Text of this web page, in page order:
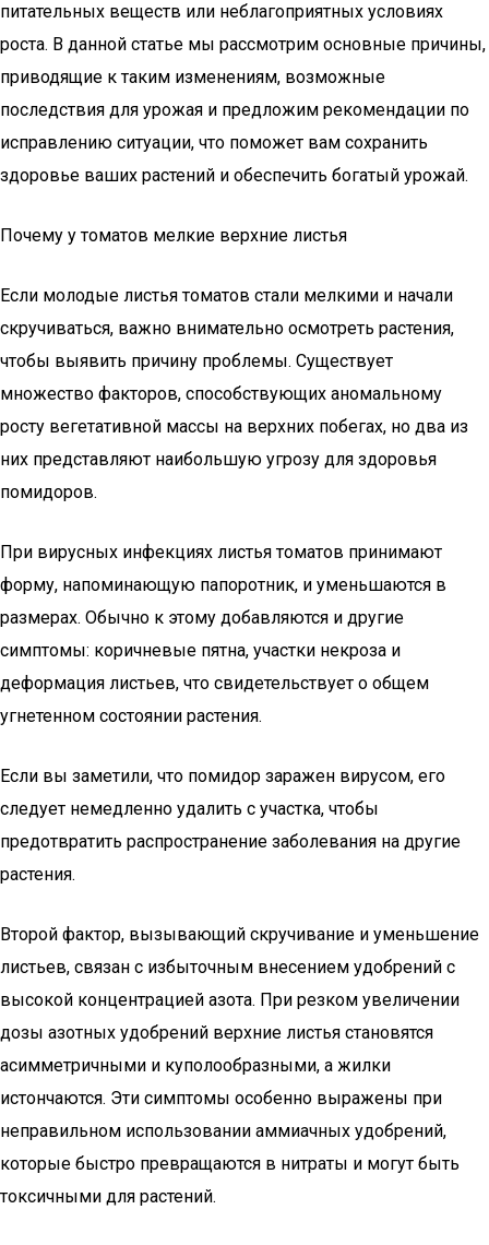
питательных веществ или неблагоприятных условиях
роста. В данной статье мы рассмотрим основные причины,
приводящие к таким изменениям, возможные
последствия для урожая и предложим рекомендации по
исправлению ситуации, что поможет вам сохранить
здоровье ваших растений и обеспечить богатый урожай.
Почему у томатов мелкие верхние листья
Если молодые листья томатов стали мелкими и начали
скручиваться, важно внимательно осмотреть растения,
чтобы выявить причину проблемы. Существует
множество факторов, способствующих аномальному
росту вегетативной массы на верхних побегах, но два из
них представляют наибольшую угрозу для здоровья
помидоров.
При вирусных инфекциях листья томатов принимают
форму, напоминающую папоротник, и уменьшаются в
размерах. Обычно к этому добавляются и другие
симптомы: коричневые пятна, участки некроза и
деформация листьев, что свидетельствует о общем
угнетенном состоянии растения.
Если вы заметили, что помидор заражен вирусом, его
следует немедленно удалить с участка, чтобы
предотвратить распространение заболевания на другие
растения.
Второй фактор, вызывающий скручивание и уменьшение
листьев, связан с избыточным внесением удобрений с
высокой концентрацией азота. При резком увеличении
дозы азотных удобрений верхние листья становятся
асимметричными и куполообразными, а жилки
истончаются. Эти симптомы особенно выражены при
неправильном использовании аммиачных удобрений,
которые быстро превращаются в нитраты и могут быть
токсичными для растений.